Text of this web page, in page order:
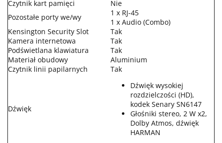
Czytnik kart pamięci
Nie
Pozostałe porty we/wy
1 x RJ-45
1 x Audio (Combo)
Kensington Security Slot
Tak
Kamera internetowa
Tak
Podświetlana klawiatura
Tak
Materiał obudowy
Aluminium
Czytnik linii papilarnych
Tak
Dźwięk
Dźwięk wysokiej
rozdzielczości (HD),
kodek Senary SN6147
Głośniki stereo, 2 W x2,
Dolby Atmos, dźwięk
HARMAN